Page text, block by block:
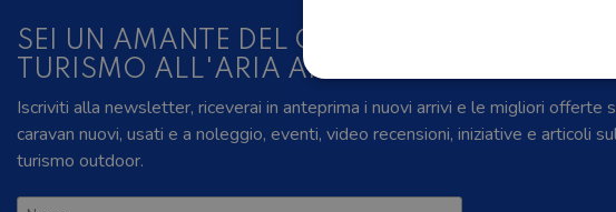
SEI UN AMANTE DEL CAMPER, DELLE
TURISMO ALL'ARIA APERTA?
Iscriviti alla newsletter, riceverai in anteprima i nuovi arrivi e le migliori offerte
caravan nuovi, usati e a noleggio, eventi, video recensioni, iniziative e articoli
turismo outdoor.